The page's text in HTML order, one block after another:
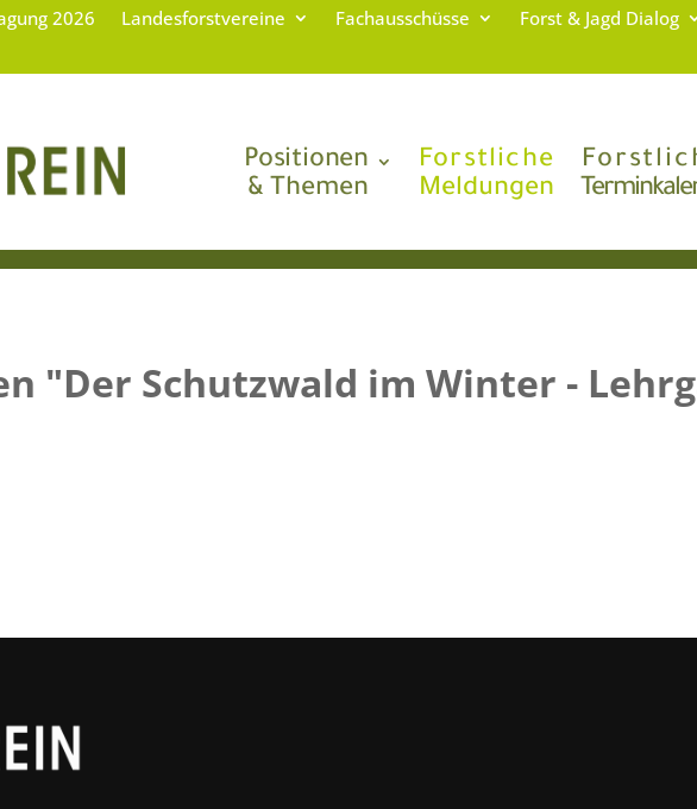
2026 Landesforstvereine Fachausschüsse Forst & Jagd Dialog
Positionen
& Themen
Forstliche
Meldungen
"Der Schutzwald im Winter -